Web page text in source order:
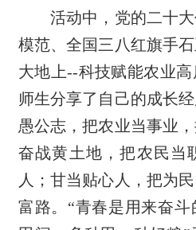
活动中，党的二十大
模范、全国三八红旗手
大地上--科技赋能农业
师生分享了自己的成长
愚公志，把农业当事业
奋战黄土地，把农民当
人；甘当贴心人，把为
富路。“青春是用来奋